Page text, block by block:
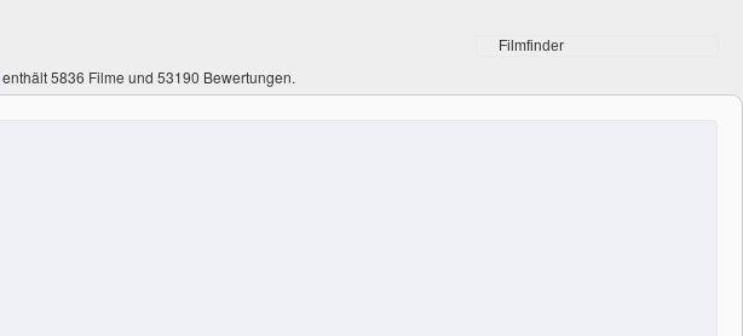
enthält 5836 Filme und 53190 Bewertungen.